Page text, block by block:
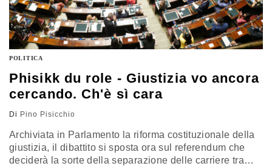
POLITICA
Phisikk du role - Giustizia vo ancora
cercando. Ch'è sì cara
Di Pino Pisicchio
Archiviata in Parlamento la riforma costituzionale della
giustizia, il dibattito si sposta ora sul referendum che
deciderà la sorte della separazione delle carriere tra